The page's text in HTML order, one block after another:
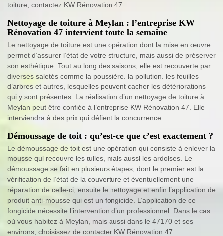
toiture, contactez KW Rénovation 47.
Nettoyage de toiture à Meylan : l’entreprise KW
Rénovation 47 intervient toute la semaine
Le nettoyage de toiture est une opération dont la mise en œuvre
permet d’assurer l’état de votre structure, mais aussi de préserver
son esthétique. Tout au long des saisons, elle est recouverte par
diverses saletés comme la poussière, la pollution, les feuilles
d’arbres et autres, lesquelles peuvent cacher les détériorations
qui y sont présentes. La réalisation d’un nettoyage de toiture à
Meylan peut être confiée à l’entreprise KW Rénovation 47. Elle
interviendra à des prix qui défient la concurrence.
Démoussage de toit : qu’est-ce que c’est exactement ?
Le démoussage de toit est une opération qui consiste à enlever la
mousse qui recouvre les tuiles, mais aussi les ardoises. Le
démoussage se fait en plusieurs étapes, dont le premier est la
vérification de l’état de la couverture et éventuellement une
réparation de celle-ci, ensuite le nettoyage et enfin l’application de
produit anti-mousse qui est un fongicide. L’application de ce
fongicide nécessite l’intervention d’un professionnel. Dans le cas
où vous habitez à Meylan, mais aussi dans le 47170 et ses
environs, choisissez de contacter KW Rénovation 47.